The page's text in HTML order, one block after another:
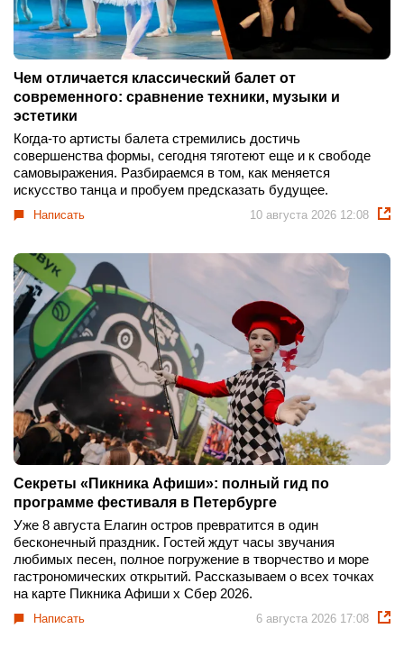
Чем отличается классический балет от
современного: сравнение техники, музыки и
эстетики
Когда-то артисты балета стремились достичь
совершенства формы, сегодня тяготеют еще и к свободе
самовыражения. Разбираемся в том, как меняется
искусство танца и пробуем предсказать будущее.
Написать 10 августа 2026 12:08
Секреты «Пикника Афиши»: полный гид по
программе фестиваля в Петербурге
Уже 8 августа Елагин остров превратится в один
бесконечный праздник. Гостей ждут часы звучания
любимых песен, полное погружение в творчество и море
гастрономических открытий. Рассказываем о всех точках
на карте Пикника Афиши x Сбер 2026.
Написать 6 августа 2026 17:08